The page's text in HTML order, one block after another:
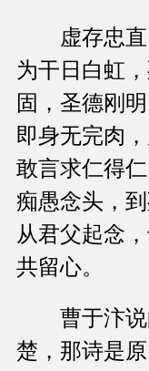
虚存忠直
为干日白虹
固，圣德刚
即身无完肉
敢言求仁得
痴愚念头，
从君父起念
共留心。
曹于汴说
楚，那诗是